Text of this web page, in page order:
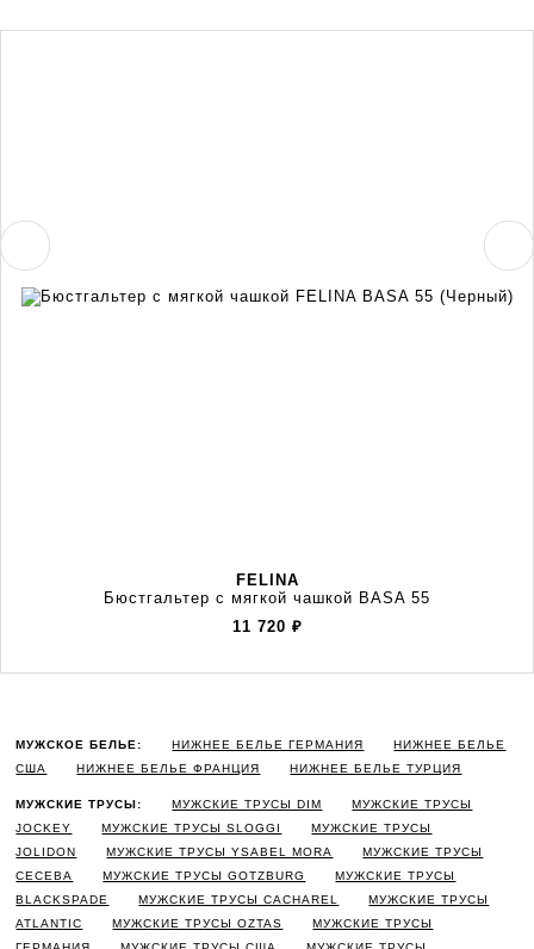
FELINA
Бюстгальтер с мягкой чашкой BASA 55
11 720 ₽
МУЖСКОЕ БЕЛЬЕ: НИЖНЕЕ БЕЛЬЕ ГЕРМАНИЯ
НИЖНЕЕ БЕЛЬЕ
США
НИЖНЕЕ БЕЛЬЕ ФРАНЦИЯ НИЖНЕЕ БЕЛЬЕ ТУРЦИЯ
МУЖСКИЕ ТРУСЫ: МУЖСКИЕ ТРУСЫ DIM
МУЖСКИЕ ТРУСЫ
JOCKEY
МУЖСКИЕ ТРУСЫ SLOGGI
МУЖСКИЕ ТРУСЫ
JOLIDON
МУЖСКИЕ ТРУСЫ YSABEL MORA
МУЖСКИЕ ТРУСЫ
CECEBA
МУЖСКИЕ ТРУСЫ GOTZBURG
МУЖСКИЕ ТРУСЫ
BLACKSPADE
МУЖСКИЕ ТРУСЫ CACHAREL
МУЖСКИЕ ТРУСЫ
ATLANTIC
МУЖСКИЕ ТРУСЫ OZTAS
МУЖСКИЕ ТРУСЫ